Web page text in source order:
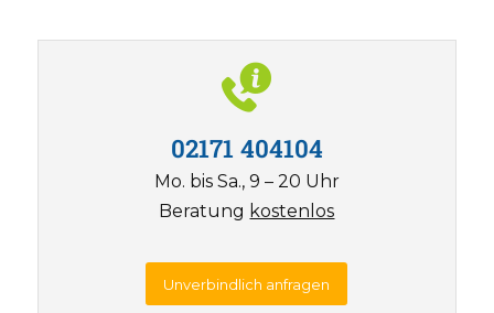
02171 404104
Mo. bis Sa., 9 – 20 Uhr
Beratung kostenlos
Unverbindlich anfragen